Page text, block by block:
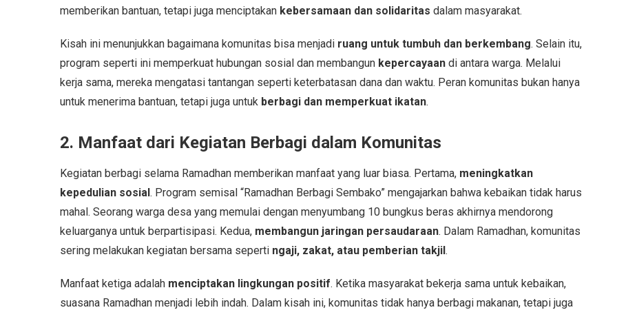
memberikan bantuan, tetapi juga menciptakan kebersamaan dan solidaritas dalam masyarakat.
Kisah ini menunjukkan bagaimana komunitas bisa menjadi ruang untuk tumbuh dan berkembang. Selain itu,
program seperti ini memperkuat hubungan sosial dan membangun kepercayaan di antara warga. Melalui
kerja sama, mereka mengatasi tantangan seperti keterbatasan dana dan waktu. Peran komunitas bukan hanya
untuk menerima bantuan, tetapi juga untuk berbagi dan memperkuat ikatan.
2. Manfaat dari Kegiatan Berbagi dalam Komunitas
Kegiatan berbagi selama Ramadhan memberikan manfaat yang luar biasa. Pertama, meningkatkan
kepedulian sosial. Program semisal “Ramadhan Berbagi Sembako” mengajarkan bahwa kebaikan tidak harus
mahal. Seorang warga desa yang memulai dengan menyumbang 10 bungkus beras akhirnya mendorong
keluarganya untuk berpartisipasi. Kedua, membangun jaringan persaudaraan. Dalam Ramadhan, komunitas
sering melakukan kegiatan bersama seperti ngaji, zakat, atau pemberian takjil.
Manfaat ketiga adalah menciptakan lingkungan positif. Ketika masyarakat bekerja sama untuk kebaikan,
suasana Ramadhan menjadi lebih indah. Dalam kisah ini, komunitas tidak hanya berbagi makanan, tetapi juga